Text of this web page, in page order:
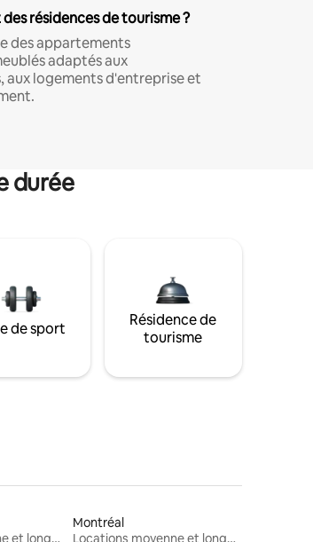
résidences de tourisme ?
des appartements
adaptés aux
aux logements d'entreprise et
durée
de sport
Résidence de
tourisme
Locations moyenne et longue durée
Montréal
Locations moyenne et longue durée